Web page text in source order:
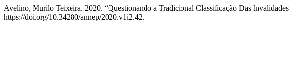
Avelino, Murilo Teixeira. 2020. “Questionando a Tradicional Classificação Das
https://doi.org/10.34280/annep/2020.v1i2.42.